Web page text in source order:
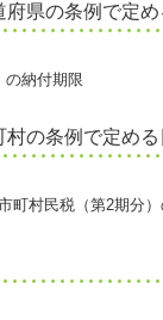
県の条例で定め
の納付期限
の条例で定める
町村民税（第2期分